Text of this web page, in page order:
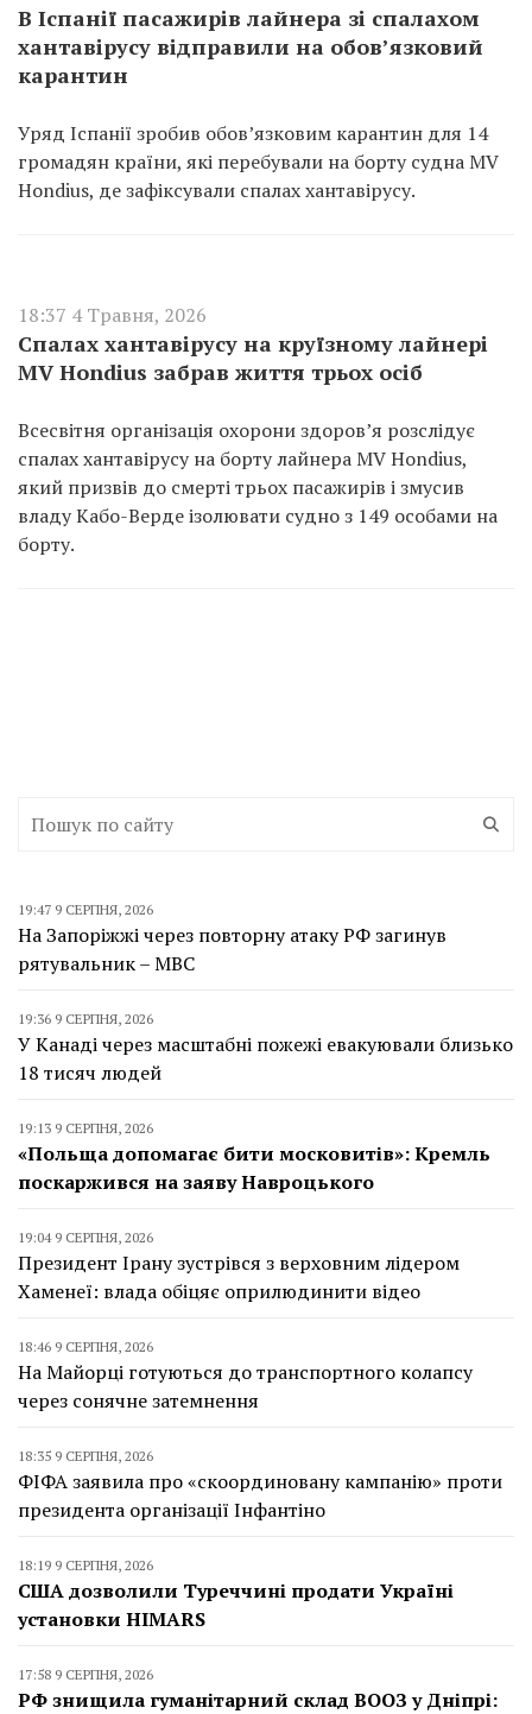
В Іспанії пасажирів лайнера зі спалахом
хантавірусу відправили на обов’язковий
карантин
Уряд Іспанії зробив обов’язковим карантин для 14
громадян країни, які перебували на борту судна MV
Hondius, де зафіксували спалах хантавірусу.
18:37 4 Травня, 2026
Спалах хантавірусу на круїзному лайнері
MV Hondius забрав життя трьох осіб
Всесвітня організація охорони здоров’я розслідує
спалах хантавірусу на борту лайнера MV Hondius,
який призвів до смерті трьох пасажирів і змусив
владу Кабо-Верде ізолювати судно з 149 особами на
борту.
19:47 9 СЕРПНЯ, 2026
На Запоріжжі через повторну атаку РФ загинув
рятувальник – МВС
19:36 9 СЕРПНЯ, 2026
У Канаді через масштабні пожежі евакуювали близько
18 тисяч людей
19:13 9 СЕРПНЯ, 2026
«Польща допомагає бити московитів»: Кремль
поскаржився на заяву Навроцького
19:04 9 СЕРПНЯ, 2026
Президент Ірану зустрівся з верховним лідером
Хаменеї: влада обіцяє оприлюдинити відео
18:46 9 СЕРПНЯ, 2026
На Майорці готуються до транспортного колапсу
через сонячне затемнення
18:35 9 СЕРПНЯ, 2026
ФІФА заявила про «скоординовану кампанію» проти
президента організації Інфантіно
18:19 9 СЕРПНЯ, 2026
США дозволили Туреччині продати Україні
установки HIMARS
17:58 9 СЕРПНЯ, 2026
РФ знищила гуманітарний склад ВООЗ у Дніпрі: